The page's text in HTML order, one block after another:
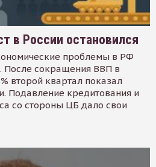
в России остановился
проблемы в РФ
После сокращения ВВП в
второй квартал показал
Подавление кредитования и
со стороны ЦБ дало свои